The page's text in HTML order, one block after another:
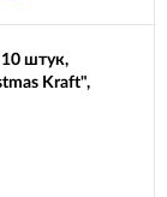
штук,
Kraft",